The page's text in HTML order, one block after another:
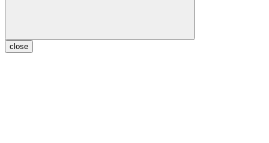
close